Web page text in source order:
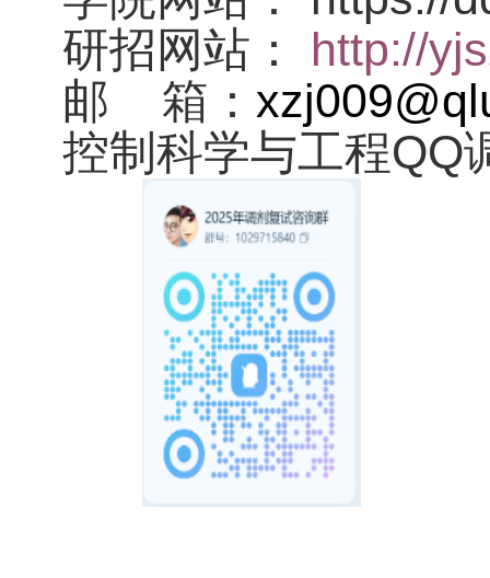
研招网站： http://
邮 箱：
控制科学与工程QQ